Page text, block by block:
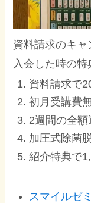
資料請求のキャ
入会した時の特
資料請求で
初月受講費
2週間の全額
加圧式除菌
紹介特典で
スマイルゼ